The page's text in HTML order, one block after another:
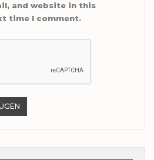
and website in this
time I comment.